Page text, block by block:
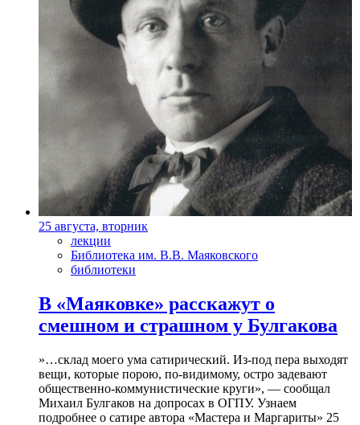
25 августа, вторник
лекции
Библиотека им. В.В. Маяковского
библиотеки
В «Маяковке» расскажут о
смешном и страшном у Булгакова
»…склад моего ума сатирический. Из-под пера выходят
вещи, которые порою, по-видимому, остро задевают
общественно-коммунистические круги», — сообщал
Михаил Булгаков на допросах в ОГПУ. Узнаем
подробнее о сатире автора «Мастера и Маргариты» 25